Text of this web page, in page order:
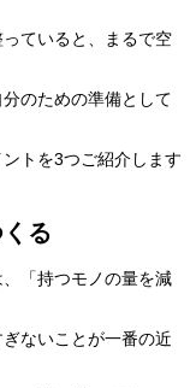
ていると、まるで空
のための準備として
トを3つご紹介します
る
「持つモノの量を減
ないことが一番の近